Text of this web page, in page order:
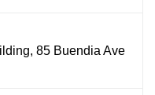
85 Buendia Ave